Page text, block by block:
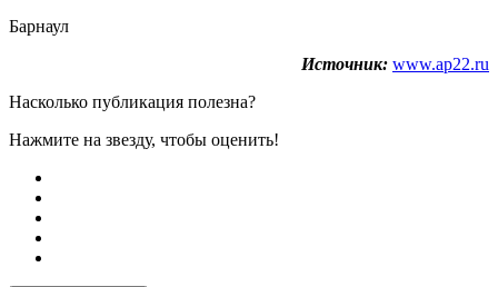
Барнаул
Источник: www.ap22.ru
Насколько публикация полезна?
Нажмите на звезду, чтобы оценить!